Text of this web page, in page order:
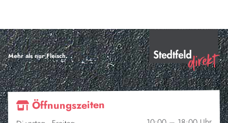
Mehr als nur Fleisch.
Öffnungszeiten